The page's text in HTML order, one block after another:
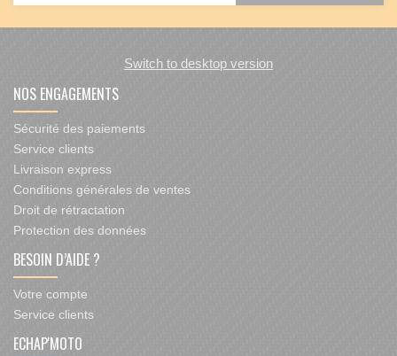
Switch to desktop version
NOS ENGAGEMENTS
Sécurité des paiements
Service clients
Livraison express
Conditions générales de ventes
Droit de rétractation
Protection des données
BESOIN D’AIDE ?
Votre compte
Service clients
ECHAP'MOTO